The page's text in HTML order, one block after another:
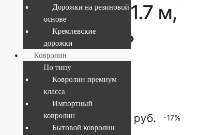
63317 0.65 x 1.7 м,
100% шерсть
Текущий размер:0,65x1,7 м
Артикул:353-63317-0-65x1-7
14 585руб. руб. -17%
Дорожки на резиновой
основе
Кремлевские
дорожки
Ковролин
По типу
Ковролин премиум
класса
Импортный
ковролин
Бытовой ковролин